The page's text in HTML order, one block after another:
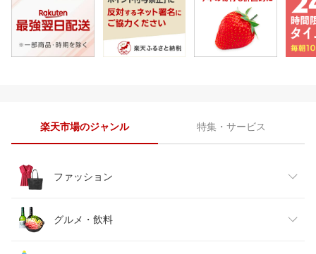
楽天市場のジャンル 特集・サービス
ファッション
レディースファッション
グルメ・飲料